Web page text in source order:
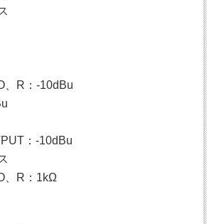
、R：-10dBu
：-10dBu
、R：1kΩ